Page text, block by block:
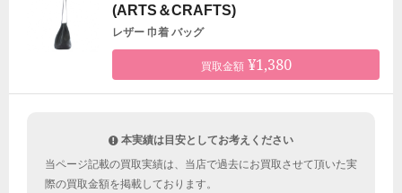
(ARTS＆CRAFTS)
レザー 巾着 バッグ
買取金額¥1,380
本実績は目安としてお考えください
当ページ記載の買取実績は、当店で過去にお買取させて頂いた実
際の買取金額を掲載しております。